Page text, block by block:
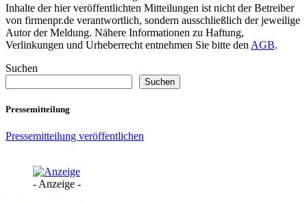
Inhalte der hier veröffentlichten Mitteilungen ist nicht der Betreiber
von firmenpr.de verantwortlich, sondern ausschließlich der jeweilige
Autor der Meldung. Nähere Informationen zu Haftung,
Verlinkungen und Urheberrecht entnehmen Sie bitte den AGB.
Suchen
Suchen
Pressemitteilung
Pressemitteilung veröffentlichen
- Anzeige -